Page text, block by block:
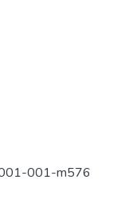
001-m576